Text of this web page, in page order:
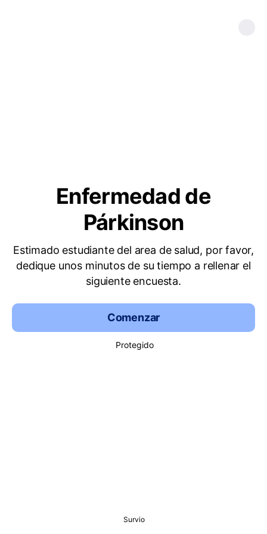
Enfermedad de
Párkinson
Estimado estudiante del area de salud, por favor,
dedique unos minutos de su tiempo a rellenar el
siguiente encuesta.
Comenzar
Protegido
Survio